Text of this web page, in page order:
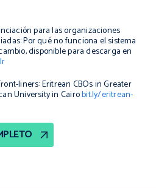
para las organizaciones
Por qué no funciona el sistema
disponible para descarga en
liners: Eritrean CBOs in Greater
University in Cairobit.ly/eritrean-